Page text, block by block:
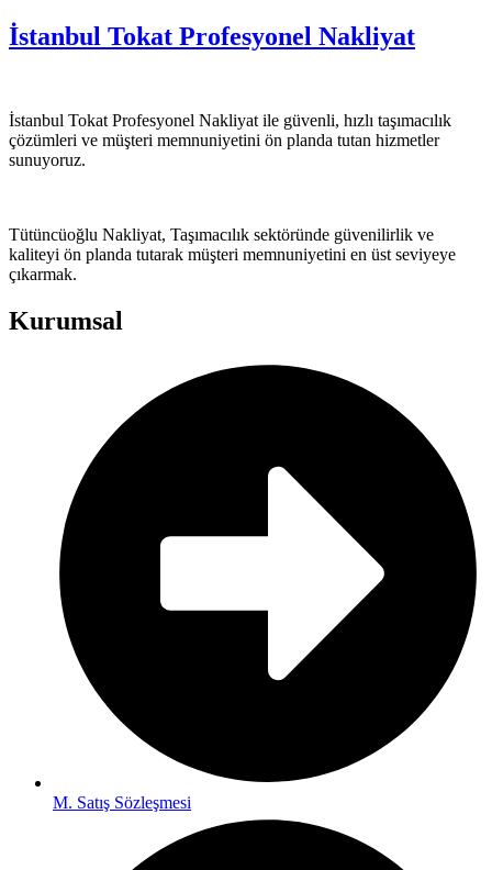
İstanbul Tokat Profesyonel Nakliyat
İstanbul Tokat Profesyonel Nakliyat ile güvenli, hızlı taşımacılık
çözümleri ve müşteri memnuniyetini ön planda tutan hizmetler
sunuyoruz.
Tütüncüoğlu Nakliyat, Taşımacılık sektöründe güvenilirlik ve
kaliteyi ön planda tutarak müşteri memnuniyetini en üst seviyeye
çıkarmak.
Kurumsal
M. Satış Sözleşmesi